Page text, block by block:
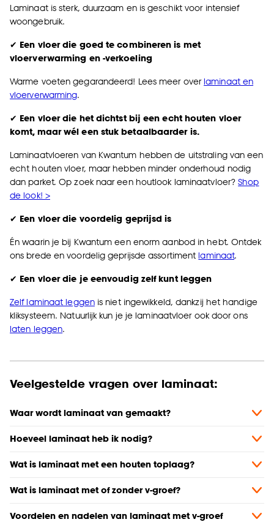
Laminaat is sterk, duurzaam en is geschikt voor intensief
woongebruik.
✔ Een vloer die goed te combineren is met
vloerverwarming en -verkoeling
Warme voeten gegarandeerd! Lees meer overlaminaat en
vloerverwarming.
✔ Een vloer die het dichtst bij een echt houten vloer
komt, maar wél een stuk betaalbaarder is.
Laminaatvloeren van Kwantum hebben de uitstraling van een
echt houten vloer, maar hebben minder onderhoud nodig
dan parket. Op zoek naar een houtlook laminaatvloer?Shop
de look! >
✔ Een vloer die voordelig geprijsd is
Én waarin je bij Kwantum een enorm aanbod in hebt. Ontdek
ons brede en voordelig geprijsde assortimentlaminaat.
✔ Een vloer die je eenvoudig zelf kunt leggen
Zelf laminaat leggenis niet ingewikkeld, dankzij het handige
kliksysteem. Natuurlijk kun je je laminaatvloer ook door ons
laten leggen.
Veelgestelde vragen over laminaat:
Waar wordt laminaat van gemaakt?
Hoeveel laminaat heb ik nodig?
Wat is laminaat met een houten toplaag?
Wat is laminaat met of zonder v-groef?
Voordelen en nadelen van laminaat met v-groef